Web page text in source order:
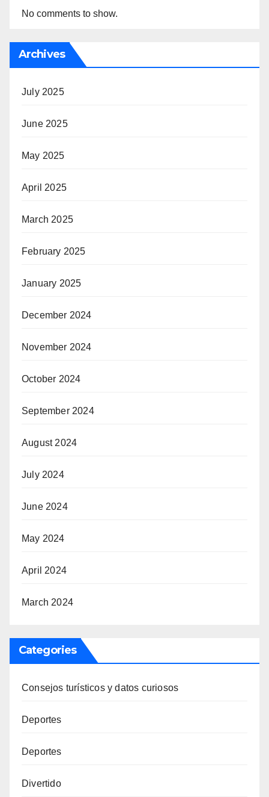
No comments to show.
Archives
July 2025
June 2025
May 2025
April 2025
March 2025
February 2025
January 2025
December 2024
November 2024
October 2024
September 2024
August 2024
July 2024
June 2024
May 2024
April 2024
March 2024
Categories
Consejos turísticos y datos curiosos
Deportes
Deportes
Divertido